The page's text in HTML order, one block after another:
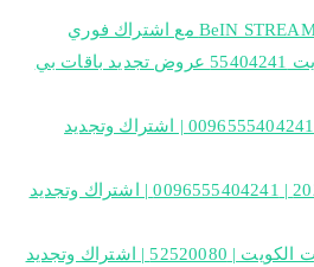
عروض بي ان سبورت الكويت 55404241 عروض تجديد باقات بي
اشتراك كوبا امريكا 2021 | 0096555404241 | اشتراك وتجديد
اشتراك كاس امم اوروبا 2021 | 0096555404241 | اشتراك وتجديد
تجديد اشتراك بي ان سبورت الكويت | 52520080 | اشتراك وتجديد